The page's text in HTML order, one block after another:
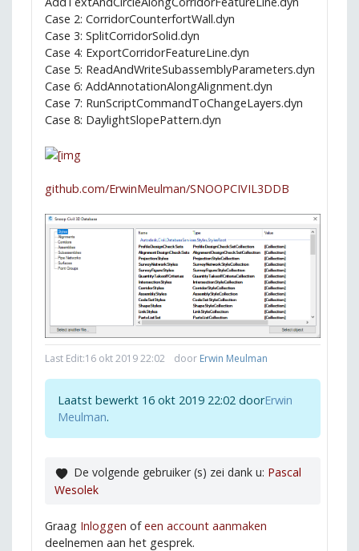
Case 2: CorridorCounterfortWall.dyn
Case 3: SplitCorridorSolid.dyn
Case 4: ExportCorridorFeatureLine.dyn
Case 5: ReadAndWriteSubassemblyParameters.dyn
Case 6: AddAnnotationAlongAlignment.dyn
Case 7: RunScriptCommandToChangeLayers.dyn
Case 8: DaylightSlopePattern.dyn
github.com/ErwinMeulman/SNOOPCIVIL3DDB
Last Edit:16 okt 2019 22:02 door Erwin Meulman
Laatst bewerkt 16 okt 2019 22:02 doorErwin
Meulman.
De volgende gebruiker (s) zei dank u: Pascal
Wesolek
Graag Inloggen ofeen account aanmaken
deelnemen aan het gesprek.